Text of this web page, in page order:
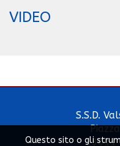
VIDEO
S.S.D.
13011
Questo sito o gli